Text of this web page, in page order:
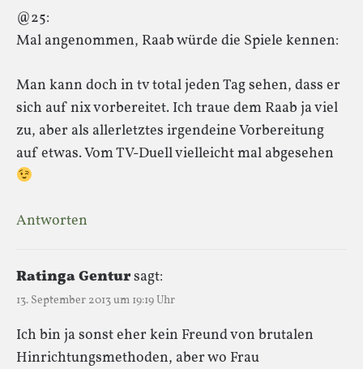
@25:
Mal angenommen, Raab würde die Spiele kennen:
Man kann doch in tv total jeden Tag sehen, dass er
sich auf nix vorbereitet. Ich traue dem Raab ja viel
zu, aber als allerletztes irgendeine Vorbereitung
auf etwas. Vom TV-Duell vielleicht mal abgesehen
Antworten
Ratinga Gentursagt:
13. September 2013 um 19:19 Uhr
Ich bin ja sonst eher kein Freund von brutalen
Hinrichtungsmethoden, aber wo Frau